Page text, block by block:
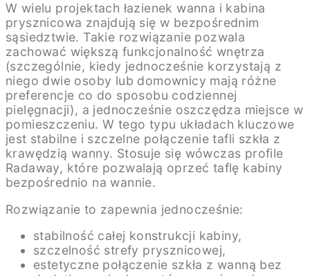
W wielu projektach łazienek wanna i kabina
prysznicowa znajdują się w bezpośrednim
sąsiedztwie. Takie rozwiązanie pozwala
zachować większą funkcjonalność wnętrza
(szczególnie, kiedy jednocześnie korzystają z
niego dwie osoby lub domownicy mają różne
preferencje co do sposobu codziennej
pielęgnacji), a jednocześnie oszczędza miejsce w
pomieszczeniu. W tego typu układach kluczowe
jest stabilne i szczelne połączenie tafli szkła z
krawędzią wanny. Stosuje się wówczas profile
Radaway, które pozwalają oprzeć taflę kabiny
bezpośrednio na wannie.
Rozwiązanie to zapewnia jednocześnie:
stabilność całej konstrukcji kabiny,
szczelność strefy prysznicowej,
estetyczne połączenie szkła z wanną bez